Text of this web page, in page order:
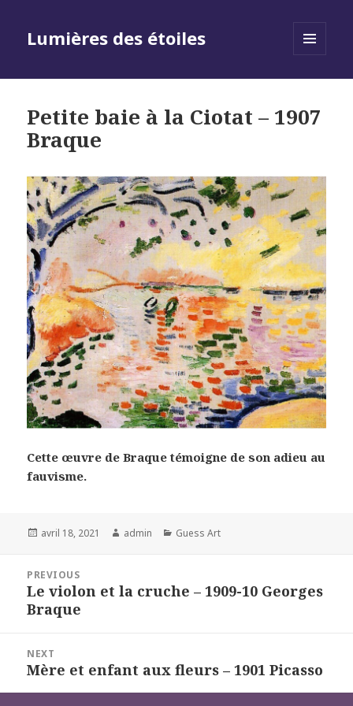
Lumières des étoiles
Petite baie à la Ciotat – 1907
Braque
Cette œuvre de Braque témoigne de son adieu au
fauvisme.
Posted
avril 18, 2021 Author
admin Categories
Guess Art
l’article
PREVIOUS
Previous
post:
Le violon et la cruche – 1909-10 Georges
Braque
NEXT
Next
Mère et enfant aux fleurs – 1901 Picasso